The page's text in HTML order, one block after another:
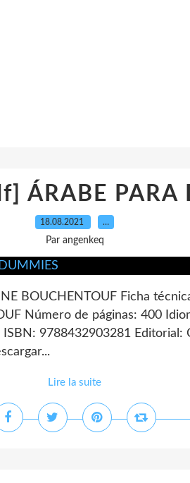
ÁRABE PARA
18.08.2021 …
Par angenkeq
BOUCHENTOUF Ficha
Número de páginas: 400
9788432903281 Editorial:
Lire la suite